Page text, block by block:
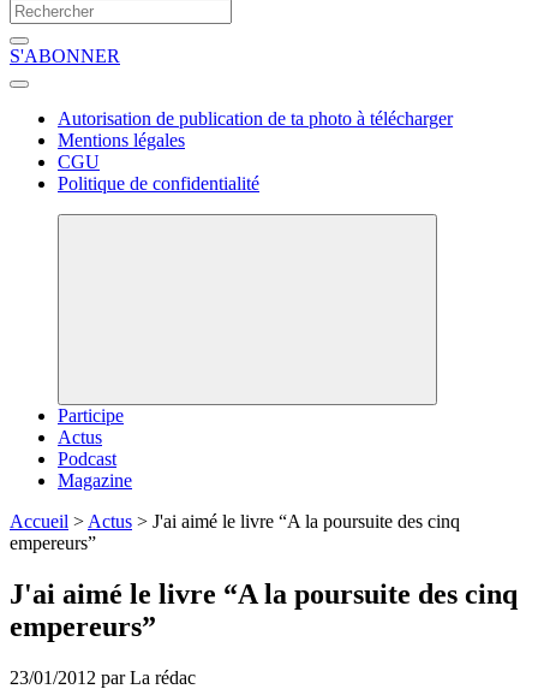
S'ABONNER
Autorisation de publication de ta photo à télécharger
Mentions légales
CGU
Politique de confidentialité
Participe
Actus
Podcast
Magazine
Accueil > Actus > J'ai aimé le livre “A la poursuite des cinq
empereurs”
J'ai aimé le livre “A la poursuite des cinq
empereurs”
23/01/2012 par La rédac